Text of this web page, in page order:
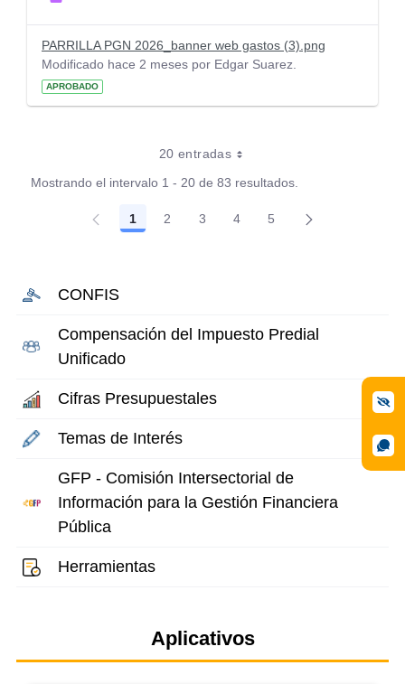
PARRILLA PGN 2026_banner web gastos (3).png
Modificado hace 2 meses por Edgar Suarez.
APROBADO
20 entradas
Mostrando el intervalo 1 - 20 de 83 resultados.
Página
1 Página
2 Página
3 Página
4 Página
5
CONFIS
Compensación del Impuesto Predial
Unificado
Cifras Presupuestales
Temas de Interés
GFP - Comisión Intersectorial de
Información para la Gestión Financiera
Pública
Herramientas
Aplicativos